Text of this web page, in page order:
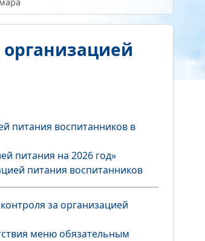
питания воспитанников в
питания на 2026 год»
питания воспитанников
за организацией
меню обязательным